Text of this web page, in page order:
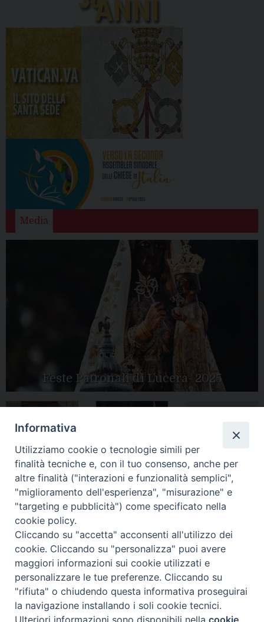
Media
Feste Patronali di Lucera- 2025
Apertura Anno
Giubilare 2025
Mariae in Diocesi
Tutte le gallery
CONTATTI:
LUCERA: Piazza Duomo, 13 - 71036 Lucera (FG) − tel.
Vescovo: tel/fax 0881/522244 - e-mail:
vescovo@diocesiluceratroia.it
: Piazza Episcopio - 71029 Troia (FG) − tel. 0881/977051
Informativa
Utilizziamo cookie o tecnologie simili per
finalità tecniche e, con il tuo consenso, anche per
altre finalità ("interazioni e funzionalità semplici",
"miglioramento dell'esperienza", "misurazione" e
"targeting e pubblicità") come specificato nella
cookie policy.
Cliccando su "accetta" acconsenti all'utilizzo dei
cookie. Cliccando su "personalizza" puoi avere
maggiori informazioni sui cookie utilizzati e
personalizzare le tue preferenze. Cliccando su
"rifiuta" o chiudendo questa informativa proseguirai
la navigazione installando i soli cookie tecnici.